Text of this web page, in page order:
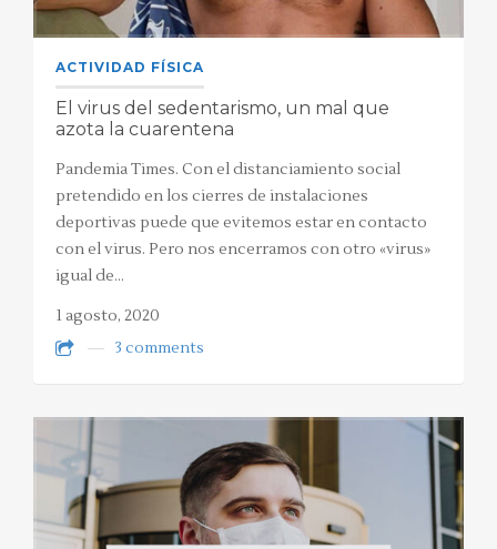
ACTIVIDAD FÍSICA
El virus del sedentarismo, un mal que
azota la cuarentena
Pandemia Times. Con el distanciamiento social
pretendido en los cierres de instalaciones
deportivas puede que evitemos estar en contacto
con el virus. Pero nos encerramos con otro «virus»
igual de…
1 agosto, 2020
3 comments